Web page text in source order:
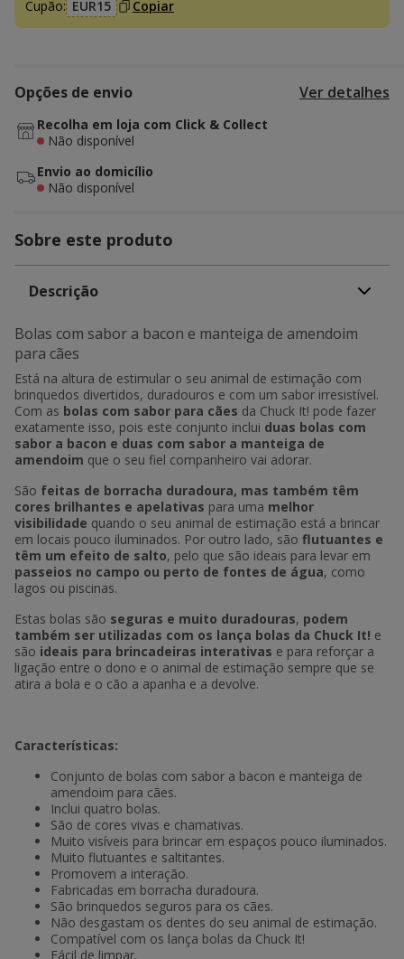
Cupão: EUR15 Copiar
Opções de envio Ver detalhes
Recolha em loja com Click & Collect
Não disponível
Envio ao domicílio
Não disponível
Sobre este produto
Descrição
Bolas com sabor a bacon e manteiga de amendoim
para cães
Está na altura de estimular o seu animal de estimação com
brinquedos divertidos, duradouros e com um sabor irresistível.
Com as bolas com sabor para cães da Chuck It! pode fazer
exatamente isso, pois este conjunto inclui duas bolas com
sabor a bacon e duas com sabor a manteiga de
amendoim que o seu fiel companheiro vai adorar.
São feitas de borracha duradoura, mas também têm
cores brilhantes e apelativas para uma melhor
visibilidade quando o seu animal de estimação está a brincar
em locais pouco iluminados. Por outro lado, são flutuantes e
têm um efeito de salto, pelo que são ideais para levar em
passeios no campo ou perto de fontes de água, como
lagos ou piscinas.
Estas bolas são seguras e muito duradouras, podem
também ser utilizadas com os lança bolas da Chuck It! e
são ideais para brincadeiras interativas e para reforçar a
ligação entre o dono e o animal de estimação sempre que se
atira a bola e o cão a apanha e a devolve.
Características:
Conjunto de bolas com sabor a bacon e manteiga de
amendoim para cães.
Inclui quatro bolas.
São de cores vivas e chamativas.
Muito visíveis para brincar em espaços pouco iluminados.
Muito flutuantes e saltitantes.
Promovem a interação.
Fabricadas em borracha duradoura.
São brinquedos seguros para os cães.
Não desgastam os dentes do seu animal de estimação.
Compatível com os lança bolas da Chuck It!
Fácil de limpar.